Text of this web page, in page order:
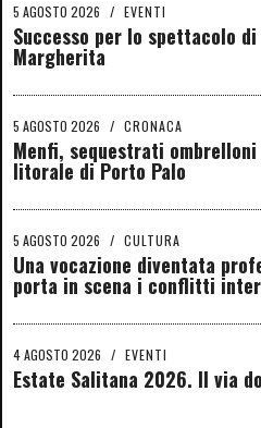
5 AGOSTO 2026 / EVENTI
Successo per lo spettacolo
Margherita
5 AGOSTO 2026 / CRONACA
Menfi, sequestrati
litorale di Porto Palo
5 AGOSTO 2026 / CULTURA
Una vocazione diventata
porta in scena i conflitti
4 AGOSTO 2026 / EVENTI
Estate Salitana 2026. Il via